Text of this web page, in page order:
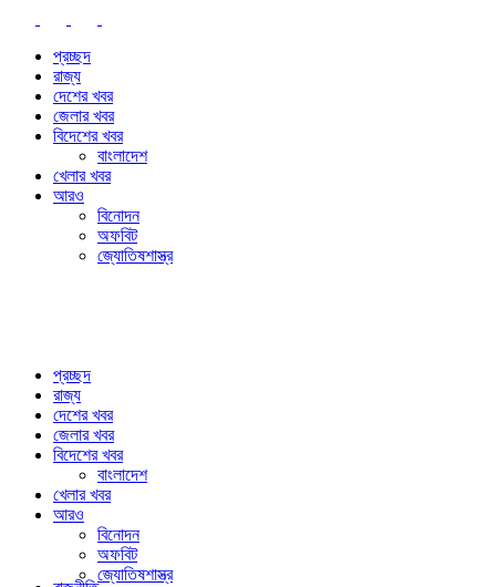
প্রচ্ছদ
রাজ্য
দেশের খবর
জেলার খবর
বিদেশের খবর
বাংলাদেশ
খেলার খবর
আরও
বিনোদন
অফবিট
জ্যোতিষশাস্ত্র
প্রচ্ছদ
রাজ্য
দেশের খবর
জেলার খবর
বিদেশের খবর
বাংলাদেশ
খেলার খবর
আরও
বিনোদন
অফবিট
জ্যোতিষশাস্ত্র